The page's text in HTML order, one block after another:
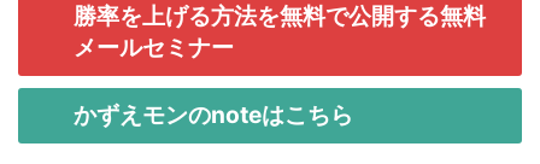
勝率を上げる方法を無料で公開する無料
メールセミナー
かずえモンのnoteはこちら